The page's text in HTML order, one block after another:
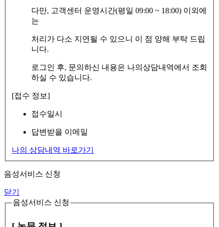
다만, 고객센터 운영시간(평일 09:00 ~ 18:00) 이외에
는
처리가 다소 지연될 수 있으니 이 점 양해 부탁 드립
니다.
로그인 후, 문의하신 내용은 나의상담내역에서 조회
하실 수 있습니다.
[접수 정보]
접수일시
답변받을 이메일
나의 상담내역 바로가기
음성서비스 신청
닫기
음성서비스 신청